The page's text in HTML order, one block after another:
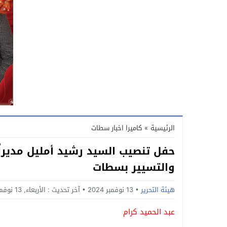
الرئيسية » كاميرا اخبار سطات
حفل تنصيب السيد رشيد أمليل
والتسيير بسطات
هيئة التحرير 13 نوفمبر 2024 آخر تحديث : الأربعاء, 13 نوفمبر, 2024 - 7:54 مساءً
عبد الحميد كرام